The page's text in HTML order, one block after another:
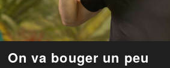
On va bouger un peu